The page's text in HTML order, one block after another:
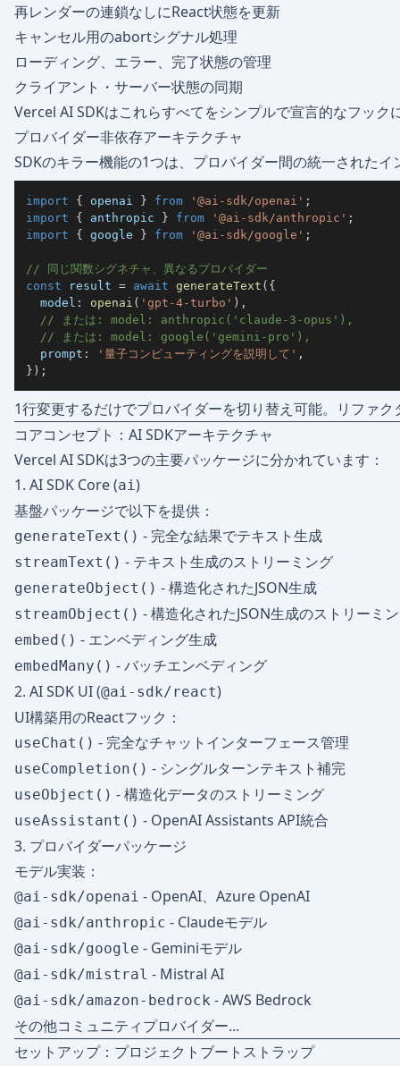
再レンダーの連鎖なしにReact状態を更新
キャンセル用のabortシグナル処理
ローディング、エラー、完了状態の管理
クライアント・サーバー状態の同期
Vercel AI SDKはこれらすべてをシンプルで宣言的なフック
プロバイダー非依存アーキテクチャ
SDKのキラー機能の1つは、プロバイダー間の統一されたイ
import { openai } from '@ai-sdk/openai' ;
import
{ anthropic } from '@ai-sdk/anthropic' ;
import
{ google } from '@ai-sdk/google' ;
// 同じ関数シグネチャ、異なるプロバイダー
const result = await generateText ( {
  model
: openai ( 'gpt-4-turbo' ) ,
// または: model: anthropic('claude-3-opus'),
// または: model: google('gemini-pro'),
  prompt
: '量子コンピューティングを説明して' ,
} ) ;
1行変更するだけでプロバイダーを切り替え可能。リファ
コアコンセプト：AI SDKアーキテクチャ
Vercel AI SDKは3つの主要パッケージに分かれています：
1. AI SDK Core (ai)
基盤パッケージで以下を提供：
generateText() - 完全な結果でテキスト生成
streamText() - テキスト生成のストリーミング
generateObject() - 構造化されたJSON生成
streamObject() - 構造化されたJSON生成のストリーミ
embed() - エンベディング生成
embedMany() - バッチエンベディング
2. AI SDK UI (@ai-sdk/react)
UI構築用のReactフック：
useChat() - 完全なチャットインターフェース管理
useCompletion() - シングルターンテキスト補完
useObject() - 構造化データのストリーミング
useAssistant() - OpenAI Assistants API統合
3. プロバイダーパッケージ
モデル実装：
@ai-sdk/openai - OpenAI、Azure OpenAI
@ai-sdk/anthropic - Claudeモデル
@ai-sdk/google - Geminiモデル
@ai-sdk/mistral - Mistral AI
@ai-sdk/amazon-bedrock - AWS Bedrock
その他コミュニティプロバイダー...
セットアップ：プロジェクトブートストラップ